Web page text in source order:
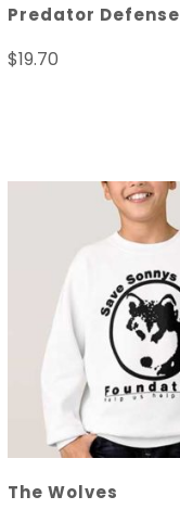
Predator Defense
$19.70
The Wolves